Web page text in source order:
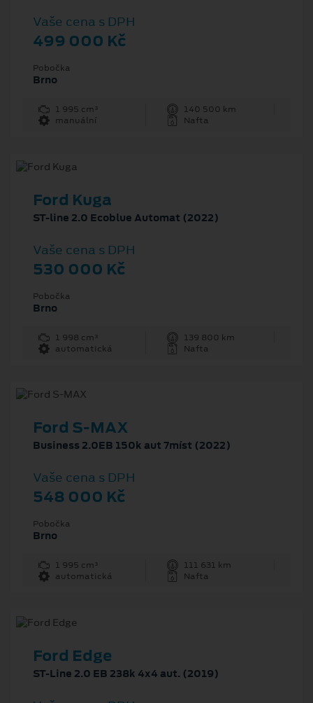
Vaše cena s DPH
499 000 Kč
Pobočka
Brno
1 995 cm³
140 500 km
manuální
Nafta
Ford Kuga
ST-line 2.0 Ecoblue Automat (2022)
Vaše cena s DPH
530 000 Kč
Pobočka
Brno
1 998 cm³
139 800 km
automatická
Nafta
Ford S-MAX
Business 2.0EB 150k aut 7míst (2022)
Vaše cena s DPH
548 000 Kč
Pobočka
Brno
1 995 cm³
111 631 km
automatická
Nafta
Ford Edge
ST-Line 2.0 EB 238k 4x4 aut. (2019)